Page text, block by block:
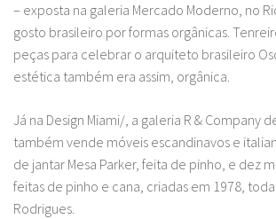
– exposta na galeria Mercado Moderno, no
gosto brasileiro por formas orgânicas.
peças para celebrar o arquiteto brasileiro
estética também era assim, orgânica.
Já na Design Miami/, a galeria R & Company
também vende móveis escandinavos e
de jantar Mesa Parker, feita de pinho, e dez
feitas de pinho e cana, criadas em 1978,
Rodrigues.